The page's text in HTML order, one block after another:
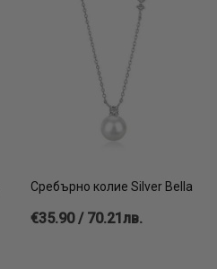
Сребърно колие Silver Bella
€35.90 / 70.21лв.